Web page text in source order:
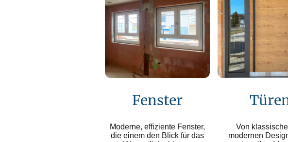
Fenster
Moderne, effiziente Fenster,
die einem den Blick für das
Von
modernen